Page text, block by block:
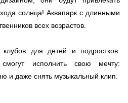
солнца! Аквапарк с длинными
всех возрастов.
для детей и подростков.
исполнить свою мечту:
и даже снять музыкальный клип.